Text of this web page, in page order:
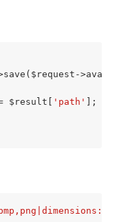
$result[ 'path' ];